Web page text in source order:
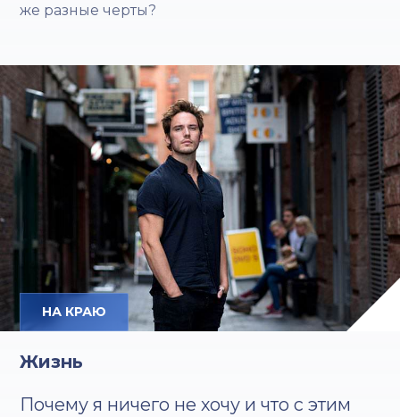
же разные черты?
НА КРАЮ
Жизнь
Почему я ничего не хочу и что с этим